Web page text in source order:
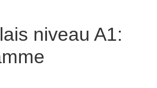
niveau A1: